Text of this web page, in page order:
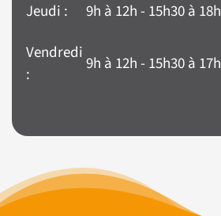
Jeudi :
9h à 12h - 15h30 à 18h
Vendredi
:
9h à 12h - 15h30 à 17h